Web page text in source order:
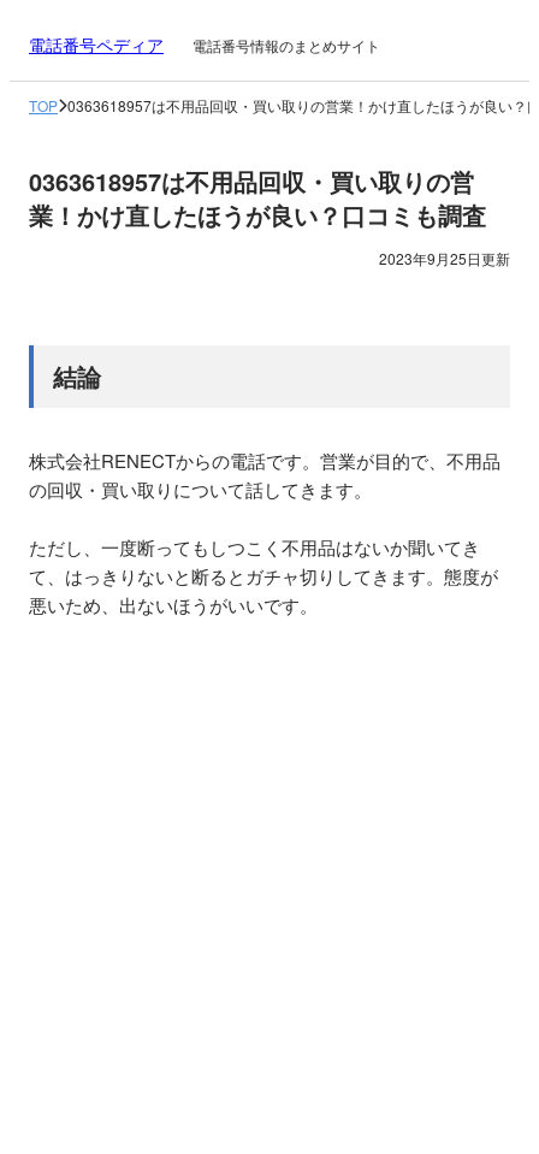
電話番号ペディア 電話番号情報のまとめサイト
TOP 0363618957は不用品回収・買い取りの営業！かけ直したほうが良い？
0363618957は不用品回収・買い取りの営
業！かけ直したほうが良い？口コミも調査
2023年9月25日更新
結論
株式会社RENECTからの電話です。営業が目的で、不用品
の回収・買い取りについて話してきます。
ただし、一度断ってもしつこく不用品はないか聞いてき
て、はっきりないと断るとガチャ切りしてきます。態度が
悪いため、出ないほうがいいです。